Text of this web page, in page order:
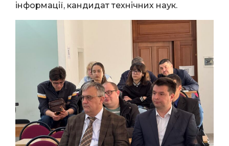
інформації, кандидат технічних наук.